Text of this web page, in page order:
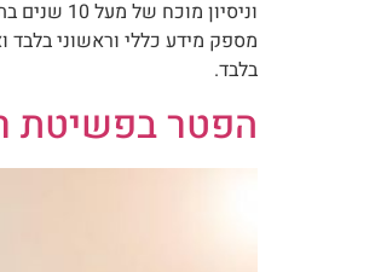
מספק מידע כללי וראשוני בלבד
בלבד.
הפטר בפשיטת